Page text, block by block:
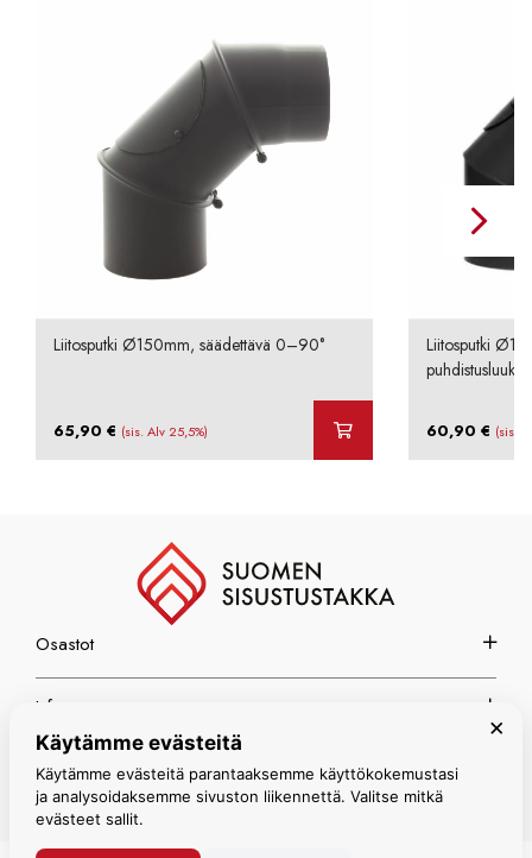
Liitosputki Ø150mm, säädettävä 0–90°
65,90€ (sis. Alv 25,5%)
Liitosputki
60,90 € (sis.
Osastot
Info
Espoon myymälä
×
Käytämme evästeitä
Käytämme evästeitä parantaaksemme käyttökokemustasi
ja analysoidaksemme sivuston liikennettä. Valitse mitkä
evästeet sallit.